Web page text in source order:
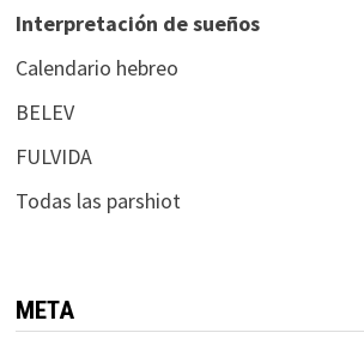
Interpretación de sueños
Calendario hebreo
BELEV
FULVIDA
Todas las parshiot
META